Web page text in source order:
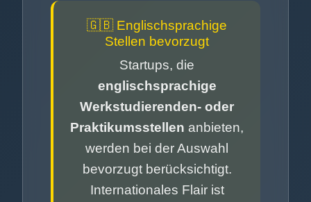
🇬🇧 Englischsprachige
Stellen bevorzugt
Startups, die
englischsprachige
Werkstudierenden- oder
Praktikumsstellen anbieten,
werden bei der Auswahl
bevorzugt berücksichtigt.
Internationales Flair ist